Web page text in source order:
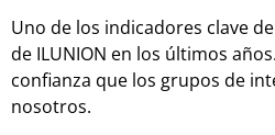
Uno de los indicadores clave
de ILUNION en los últimos
confianza que los grupos de
nosotros.